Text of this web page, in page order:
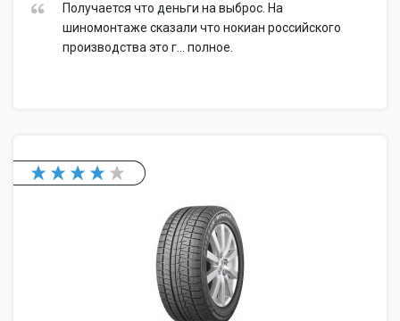
Получается что деньги на выброс. На
шиномонтаже сказали что нокиан российского
производства это г... полное.